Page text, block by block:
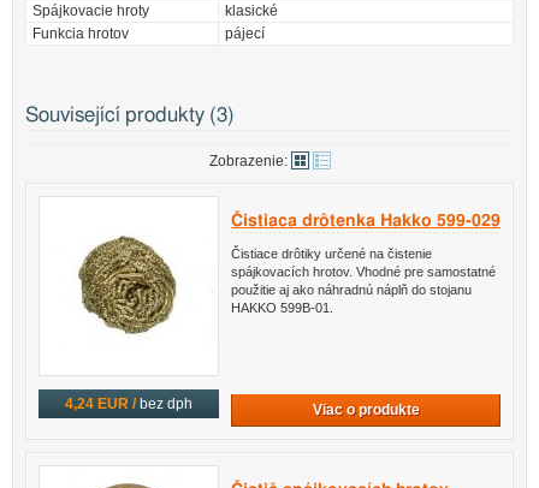
Spájkovacie hroty
klasické
Funkcia hrotov
pájecí
Související produkty (3)
Zobrazenie:
4,24 EUR /bez dph
Čistiaca drôtenka Hakko 599-029
Čistiace drôtiky určené na čistenie
spájkovacích hrotov. Vhodné pre samostatné
použitie aj ako náhradnú náplň do stojanu
HAKKO 599B-01.
Viac o produkte